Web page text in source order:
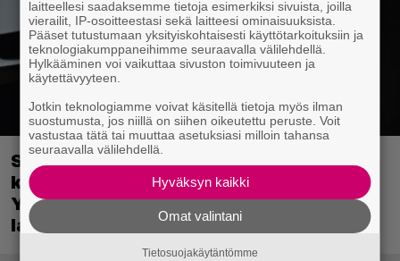
Sony on keskustellut jälleenmyyjien
kanssa levyttömyyteen siirtymisestä –
Yhdysvalloissa pelejä myydään
latauskoodin sisältävissä koteloissa
laitteellesi saadaksemme tietoja esimerkiksi sivuista, joilla
vierailit, IP-osoitteestasi sekä laitteesi ominaisuuksista.
Pääset tutustumaan yksityiskohtaisesti käyttötarkoituksiin ja
teknologiakumppaneihimme seuraavalla välilehdellä.
Hylkääminen voi vaikuttaa sivuston toimivuuteen ja
käytettävyyteen.
Jotkin teknologiamme voivat käsitellä tietoja myös ilman
suostumusta, jos niillä on siihen oikeutettu peruste. Voit
vastustaa tätä tai muuttaa asetuksiasi milloin tahansa
seuraavalla välilehdellä.
Hyväksyn kaikki
Omat valintani
Tietosuojakäytäntömme